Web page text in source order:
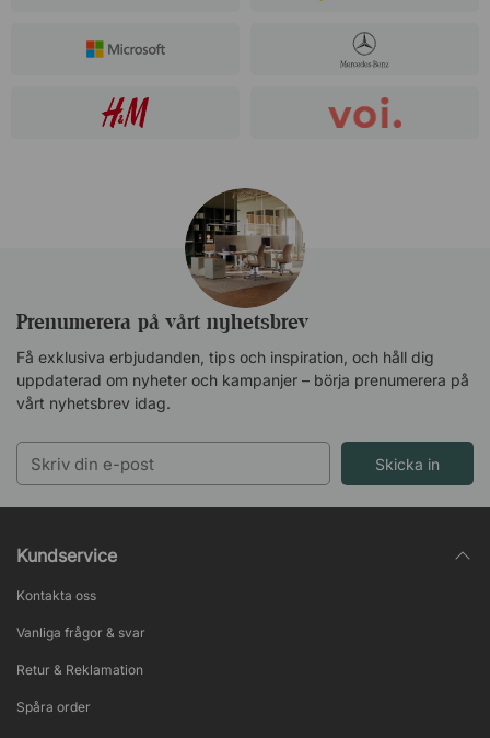
Prenumerera på vårt nyhetsbrev
Få exklusiva erbjudanden, tips och inspiration, och håll dig
uppdaterad om nyheter och kampanjer – börja prenumerera på
vårt nyhetsbrev idag.
Skicka in
Kundservice
Kontakta oss
Vanliga frågor & svar
Retur & Reklamation
Spåra order